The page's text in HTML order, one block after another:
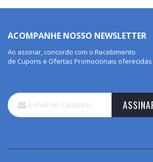
ACOMPANHE NOSSO NEWSLETTER
Ao assinar, concordo com o Recebimento
de Cupons e Ofertas Promocionais
Inscreva-
se
na